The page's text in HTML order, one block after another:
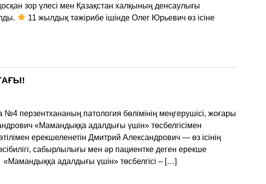
зор үлесі мен Қазақстан халқының денсаулығы
11 жылдық тәжірибе ішінде Олег Юрьевич өз ісіне
№4 перзентхананың патология бөлімінің меңгерушісі, жоғары
«Мамандыққа адалдығы үшін» төсбелгісімен
ерекшеленетін Дмитрий Александрович — өз ісінің
сабырлылығы мен әр пациентке деген ерекше
«Мамандыққа адалдығы үшін» төсбелгісі – […]